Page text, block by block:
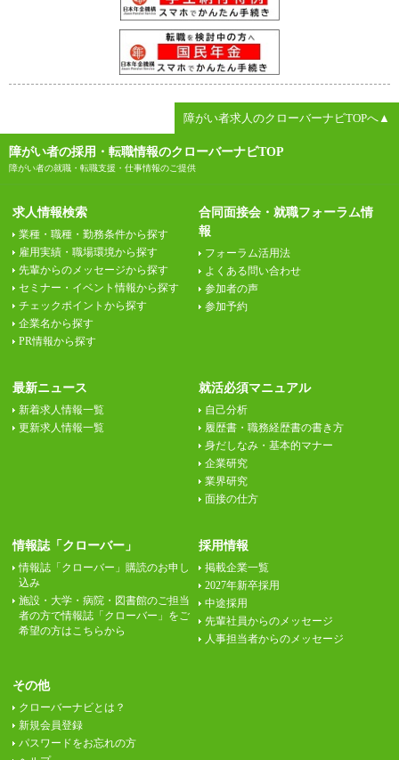
障がい者求人のクローバーナビTOPへ▲
障がい者の採用・転職情報のクローバーナビTOP
障がい者の就職・転職支援・仕事情報のご提供
求人情報検索
業種・職種・勤務条件から探す
雇用実績・職場環境から探す
先輩からのメッセージから探す
セミナー・イベント情報から探す
チェックポイントから探す
企業名から探す
PR情報から探す
合同面接会・就職フォーラム情
報
フォーラム活用法
よくある問い合わせ
参加者の声
参加予約
最新ニュース
新着求人情報一覧
更新求人情報一覧
就活必須マニュアル
自己分析
履歴書・職務経歴書の書き方
身だしなみ・基本的マナー
企業研究
業界研究
面接の仕方
情報誌「クローバー」
情報誌「クローバー」購読のお申し
込み
施設・大学・病院・図書館のご担当
者の方で情報誌「クローバー」をご
希望の方はこちらから
採用情報
掲載企業一覧
2027年新卒採用
中途採用
先輩社員からのメッセージ
人事担当者からのメッセージ
その他
クローバーナビとは？
新規会員登録
パスワードをお忘れの方